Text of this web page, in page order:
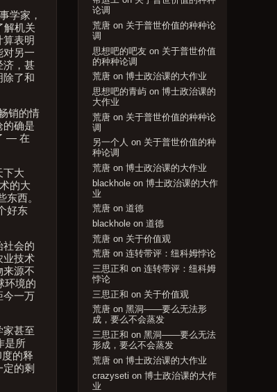
学家，
解机关
表明
对另一
济，甚
除了和
销的情
的确是
— 在
下大
的大
西。
好东
社会的
业技术
来源不
环境的
今一万
家甚至
是所
的释
的剩
论调
荒唐 on 关于普世价值的种种论
调
思想吧的吧友 on 关于普世价值
的种种论调
荒唐 on博士政治课的大作业
思想吧的青屿 on博士政治课的
大作业
荒唐 on 关于普世价值的种种论
调
另一个人 on 关于普世价值的种
种论调
荒唐 on博士政治课的大作业
blackhole on博士政治课的大作
业
荒唐 on道德
blackhole on道德
荒唐 on 关于价值观
荒唐 on连转带评：纽科姆悖论
三思正和 on连转带评：纽科姆
悖论
三思正和 on 关于价值观
荒唐 on黑洞——要么无法形
成，要么不会蒸发
三思正和 on黑洞——要么无法
形成，要么不会蒸发
荒唐 on博士政治课的大作业
crazyseti on博士政治课的大作
业